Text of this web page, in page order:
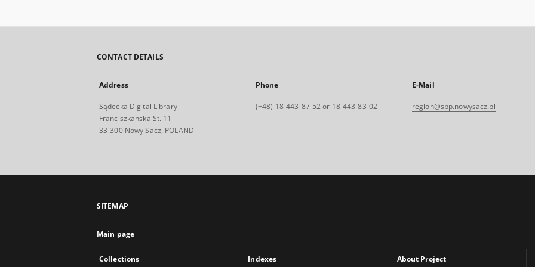
CONTACT DETAILS
Address
Sądecka Digital Library
Franciszkanska St. 11
33-300 Nowy Sacz, POLAND
Phone
(+48) 18-443-87-52 or 18-443-83-02
E-Mail
region@sbp.nowysacz.pl
SITEMAP
Main page
Collections Indexes About Project